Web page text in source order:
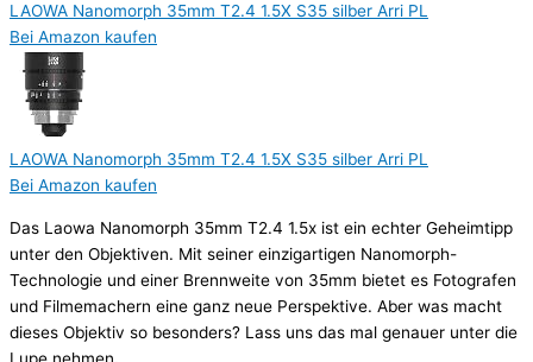
LAOWA Nanomorph 35mm T2.4 1.5X S35 silber Arri PL
Bei Amazon kaufen
LAOWA Nanomorph 35mm T2.4 1.5X S35 silber Arri PL
Bei Amazon kaufen
Das Laowa Nanomorph 35mm T2.4 1.5x ist ein echter Geheimtipp
unter den Objektiven. Mit seiner einzigartigen Nanomorph-
Technologie und einer Brennweite von 35mm bietet es Fotografen
und Filmemachern eine ganz neue Perspektive. Aber was macht
dieses Objektiv so besonders? Lass uns das mal genauer unter die
Lupe nehmen.